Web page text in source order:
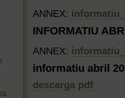
ANNEX:
INFORMATIU
ANNEX:
informatiu abril
descarga pdf